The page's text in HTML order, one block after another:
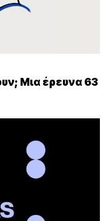
Μια έρευνα 63